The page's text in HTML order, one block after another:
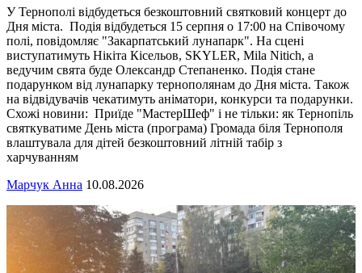
У Тернополі відбудеться безкоштовний святковий концерт до
Дня міста. Подія відбудеться 15 серпня о 17:00 на Співочому
полі, повідомляє "Закарпатський лунапарк". На сцені
виступатимуть Нікіта Кісельов, SKYLER, Mila Nitich, а
ведучим свята буде Олександр Степаненко. Подія стане
подарунком від лунапарку тернополянам до Дня міста. Також
на відвідувачів чекатимуть аніматори, конкурси та подарунки.
Схожі новини: Приїде "МастерШеф" і не тільки: як Тернопіль
святкуватиме День міста (програма) Громада біля Тернополя
влаштувала для дітей безкоштовний літній табір з
харчуванням
Марчук Анна 10.08.2026